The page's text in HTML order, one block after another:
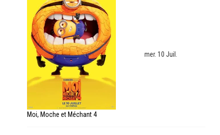
Moi, Moche et Méchant 4
mer. 10 Juil.